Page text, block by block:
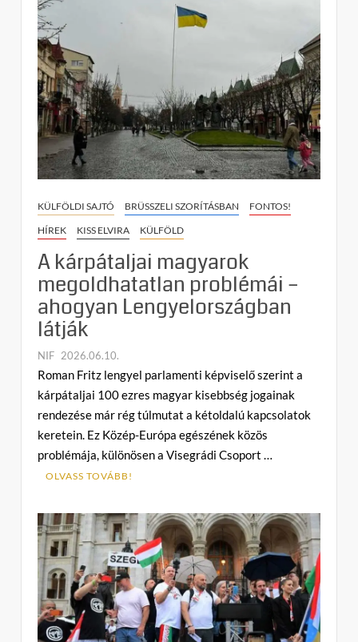
a
magyar
kisebbség
ígért
jogaival
nyugati
KÜLFÖLDI SAJTÓ BRÜSSZELI SZORÍTÁSBAN
FONTOS!
HÍREK
KISS ELVIRA KÜLFÖLD
A kárpátaljai magyarok
megoldhatatlan problémái –
ahogyan Lengyelországban
látják
NIF 2026.06.10.
o
m
m
e
n
t
A
kárpátaljai
magyarok
megoldhatatlan
problémái
ahogyan
Lengyelországban
Roman Fritz lengyel parlamenti képviselő szerint a
kárpátaljai 100 ezres magyar kisebbség jogainak
rendezése már rég túlmutat a kétoldalú kapcsolatok
keretein. Ez Közép-Európa egészének közös
problémája, különösen a Visegrádi Csoport …
OLVASS TOVÁBB!